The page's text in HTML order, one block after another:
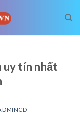
uy tín nhất